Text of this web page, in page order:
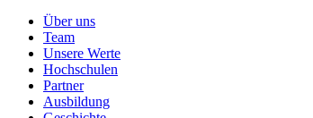
Über uns
Team
Unsere Werte
Hochschulen
Partner
Ausbildung